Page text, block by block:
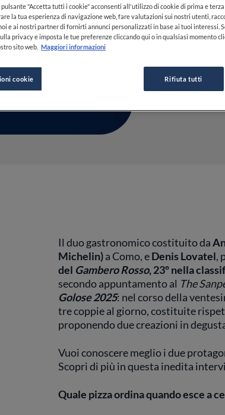
13 FEB 2025
Il duo gastronomico costituito da
Michelin)a Como, eDenis Lovatel,
del Gambero Rosso, 23º nella
secondo appuntamento al The
Golose 2025: nel corso della
tre coppie al giorno, costituite
proponendo due creazioni in
Vuoi conoscere meglio i due
Scopri di più in questa inedita
Quale pizza ordina quando esce a
"Accetta tutti i cookie" acconsenti all'utilizzo di cookie di prima e
la tua esperienza di navigazione web, fare valutazioni sui nostri utenti,
e ai nostri partner di fornirti annunci personalizzati in base ai tuoi interessi.
privacy e imposta le tue preferenze cliccando qui o in qualsiasi momento
sito web. Maggiori informazioni
cookie Rifiuta tutti